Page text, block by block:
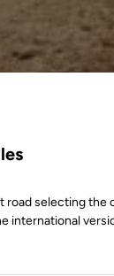
road selecting the
international